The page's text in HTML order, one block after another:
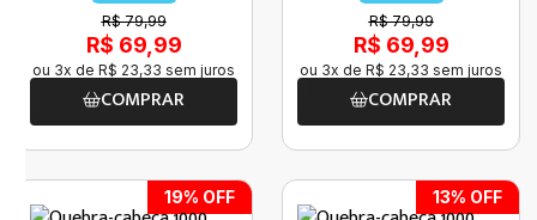
R$ 79,99
R$ 69,99
ou 3x de R$ 23,33 sem juros
COMPRAR
R$ 79,99
R$ 69,99
ou 3x de R$ 23,33 sem juros
COMPRAR
19% OFF 13% OFF